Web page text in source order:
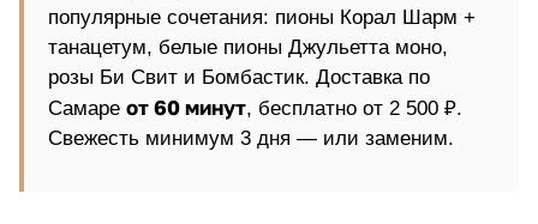
популярные сочетания: пионы Корал Шарм +
танацетум, белые пионы Джульетта моно,
розы Би Свит и Бомбастик. Доставка по
Самаре от 60 минут, бесплатно от 2 500 ₽.
Свежесть минимум 3 дня — или заменим.